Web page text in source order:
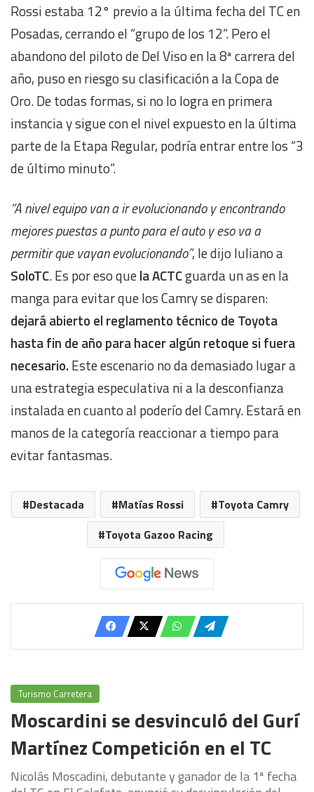
Rossi estaba 12° previo a la última fecha del TC en
Posadas, cerrando el “grupo de los 12”. Pero el
abandono del piloto de Del Viso en la 8ª carrera del
año, puso en riesgo su clasificación a la Copa de
Oro. De todas formas, si no lo logra en primera
instancia y sigue con el nivel expuesto en la última
parte de la Etapa Regular, podría entrar entre los “3
de último minuto”.
“A nivel equipo van a ir evolucionando y encontrando
mejores puestas a punto para el auto y eso va a
permitir que vayan evolucionando”, le dijo Iuliano a
SoloTC. Es por eso quela ACTCguarda un as en la
manga para evitar que los Camry se disparen:
dejará abierto el reglamento técnico de Toyota
hasta fin de año para hacer algún retoque si fuera
necesario. Este escenario no da demasiado lugar a
una estrategia especulativa ni a la desconfianza
instalada en cuanto al poderío del Camry. Estará en
manos de la categoría reaccionar a tiempo para
evitar fantasmas.
Destacada Matías Rossi
Toyota Camry
Toyota Gazoo Racing